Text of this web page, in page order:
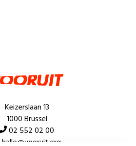
Keizerslaan 13
1000 Brussel
02 552 02 00
hallo@vooruit.org